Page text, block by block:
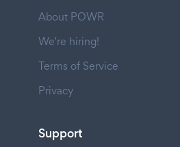
About POWR
We're hiring!
Terms of Service
Privacy
Support